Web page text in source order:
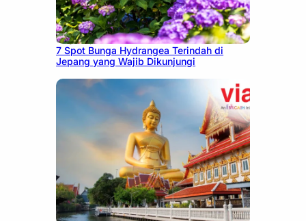
July 23, 2026
7 Spot Bunga Hydrangea Terindah di
Jepang yang Wajib Dikunjungi